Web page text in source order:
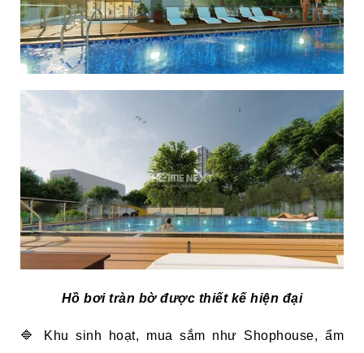
Hồ bơi tràn bờ được thiết kế hiện đại
🔷 Khu sinh hoạt, mua sắm như Shophouse, ẩm